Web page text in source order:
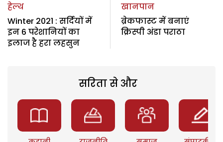
हेल्थ
Winter 2021 : सर्दियों में
इन 6 परेशानियों का
इलाज है हरा लहसुन
खानपान
ब्रेकफास्ट में बनाएं
क्रिस्पी अंडा पराठा
सरिता से और